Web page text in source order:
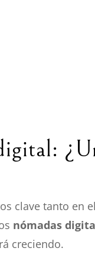
clave tanto en
nómadas
creciendo.